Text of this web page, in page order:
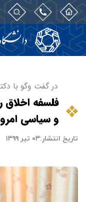
در گفت وگو با
فلسفه
و سیاسی
تاریخ انتشار:۰۳ تیر ۱۳۹۹